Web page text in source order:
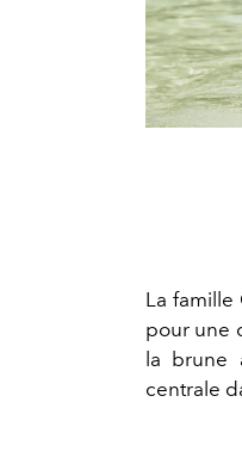
La
pour une
la brune
centrale